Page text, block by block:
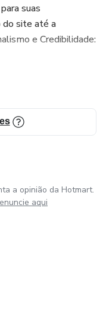
suas
do site até a
e Credibilidade:
a opinião da Hotmart.
aqui